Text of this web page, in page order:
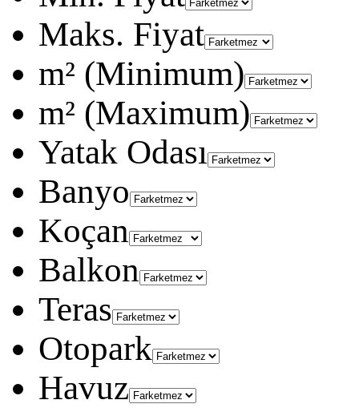
Maks. Fiyat
m² (Minimum)
m² (Maximum)
Yatak Odası
Banyo
Koçan
Balkon
Teras
Otopark
Havuz